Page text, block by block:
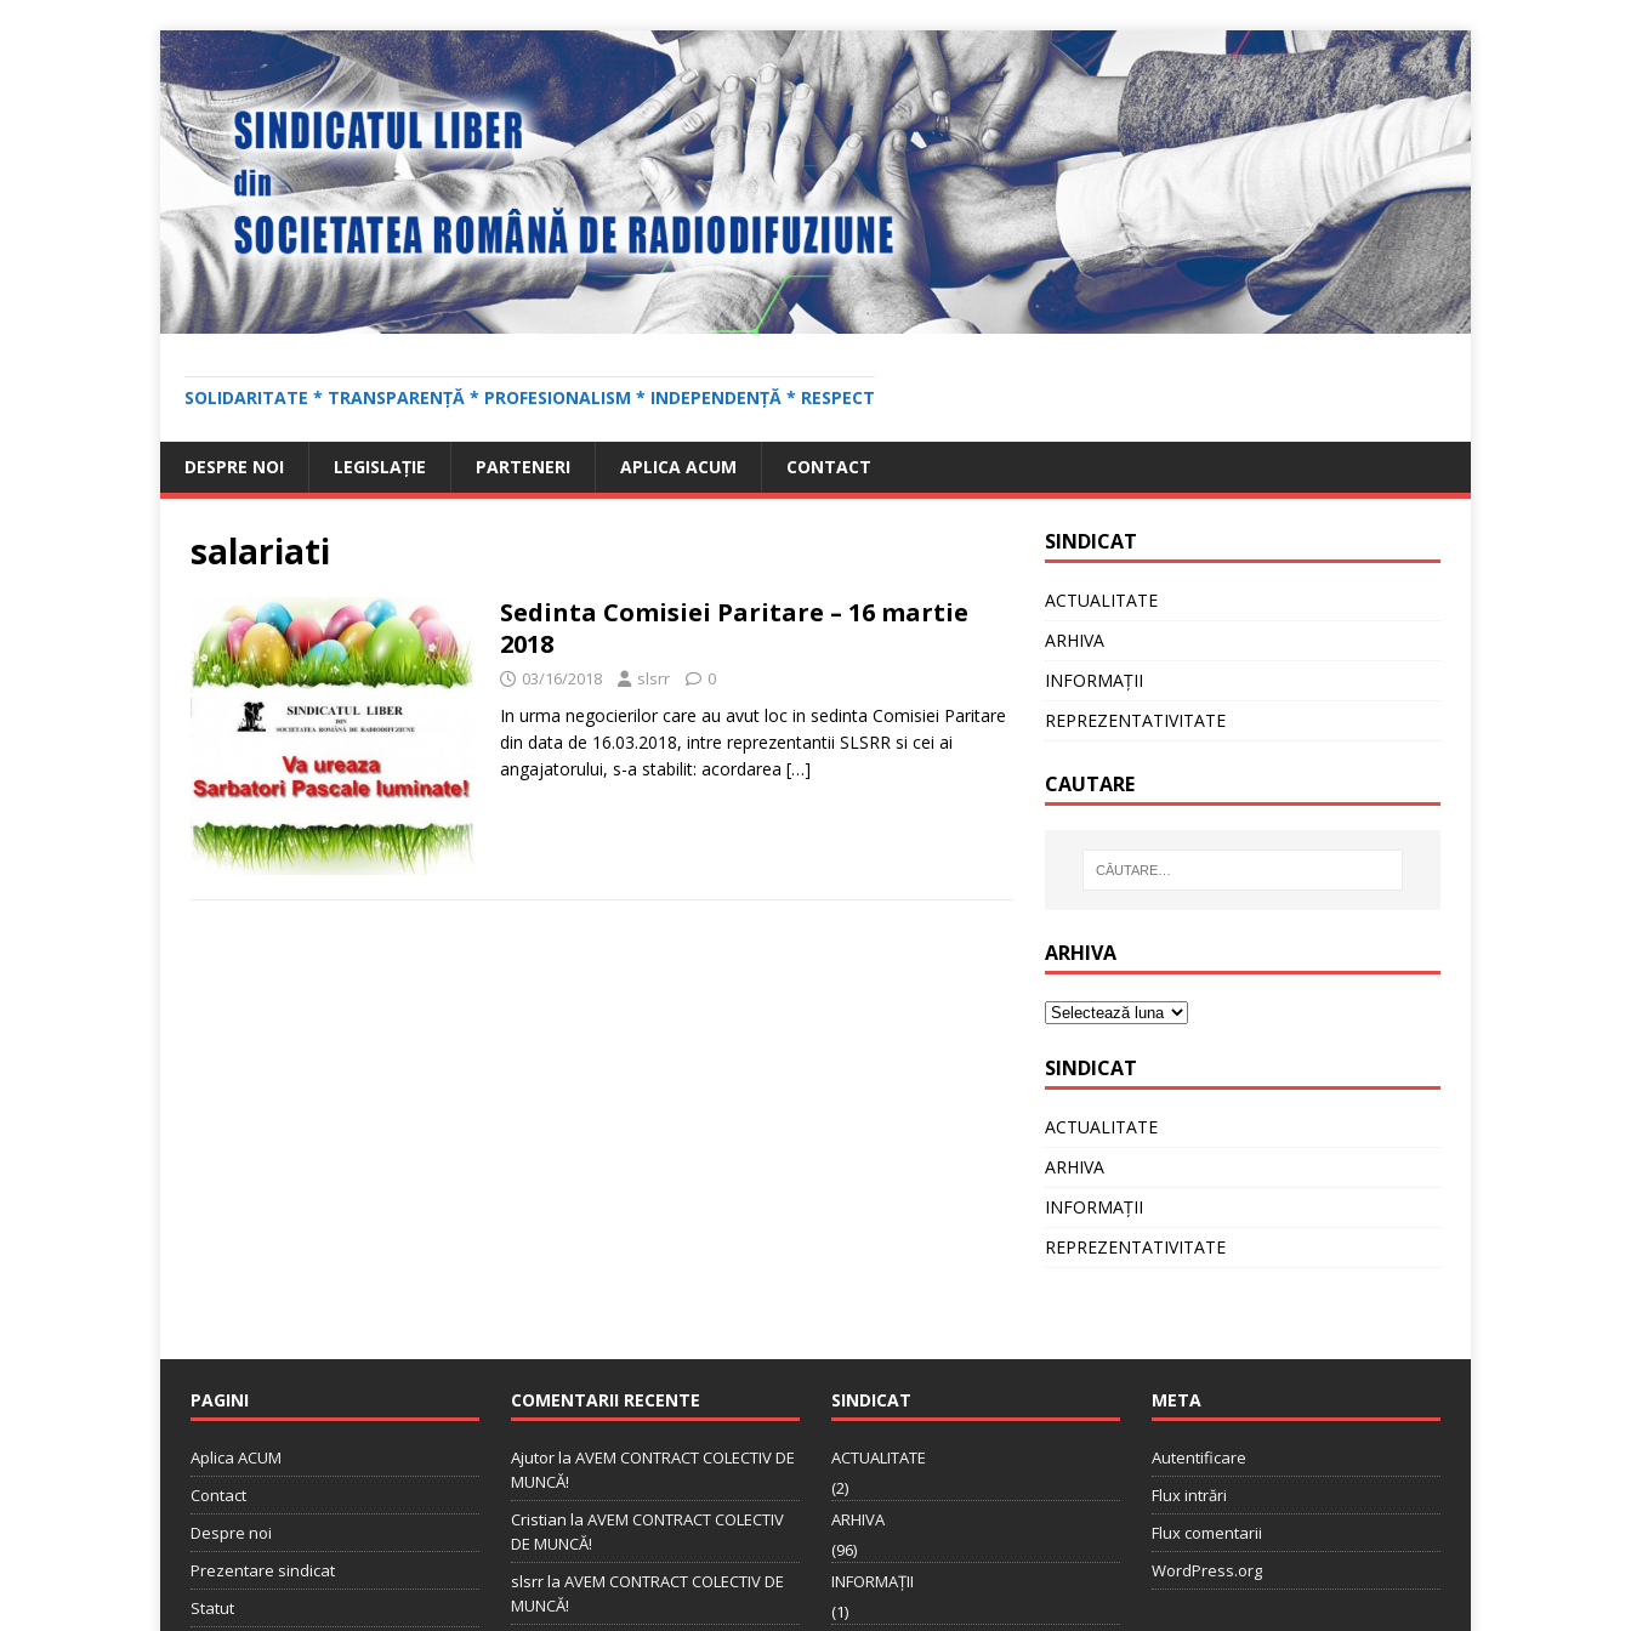
SOLIDARITATE * TRANSPARENȚĂ * PROFESIONALISM * INDEPENDENȚĂ * RESPECT
DESPRE NOI LEGISLAȚIE PARTENERI APLICA ACUM CONTACT
salariati
Sedinta Comisiei Paritare – 16 martie
2018
03/16/2018 slsrr 0
In urma negocierilor care au avut loc in sedinta Comisiei Paritare
din data de 16.03.2018, intre reprezentantii SLSRR si cei ai
angajatorului, s-a stabilit: acordarea […]
SINDICAT
ACTUALITATE
ARHIVA
INFORMAȚII
REPREZENTATIVITATE
CAUTARE
ARHIVA
SINDICAT
ACTUALITATE
ARHIVA
INFORMAȚII
REPREZENTATIVITATE
PAGINI
Aplica ACUM
Contact
Despre noi
Prezentare sindicat
Statut
COMENTARII RECENTE
Ajutorla AVEM CONTRACT COLECTIV DE
MUNCĂ!
Cristian la AVEM CONTRACT COLECTIV
DE MUNCĂ!
slsrrla AVEM CONTRACT COLECTIV DE
MUNCĂ!
SINDICAT
ACTUALITATE
(2)
ARHIVA
(96)
INFORMAȚII
(1)
META
Autentificare
Flux intrări
Flux comentarii
WordPress.org